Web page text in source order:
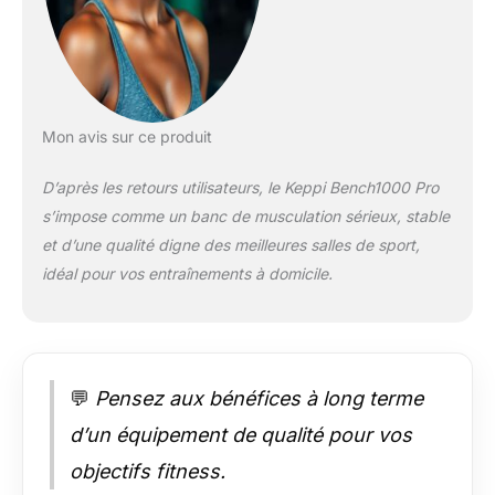
aux normes
industrielles les plus
élevées, garantissant
optimale. Idéal pour
homme ou les
séances de fitness
corporel complet à
commercial renforcé,
ce banc de
musculation
Mon avis sur ce produit
D’après les retours utilisateurs, le Keppi Bench1000 Pro
s’impose comme un banc de musculation sérieux, stable
et d’une qualité digne des meilleures salles de sport,
idéal pour vos entraînements à domicile.
💬 Pensez aux bénéfices à long terme
d’un équipement de qualité pour vos
objectifs fitness.